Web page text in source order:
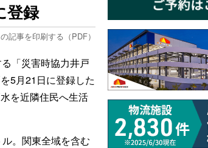
登録
記事を印刷する（PDF）
「災害時協力井戸
5月21日に登録した
を近隣住民へ生活
。関東全域を含む